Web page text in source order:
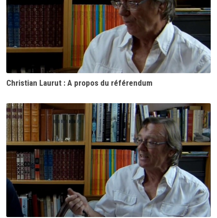
Christian Laurut : A propos du référendum